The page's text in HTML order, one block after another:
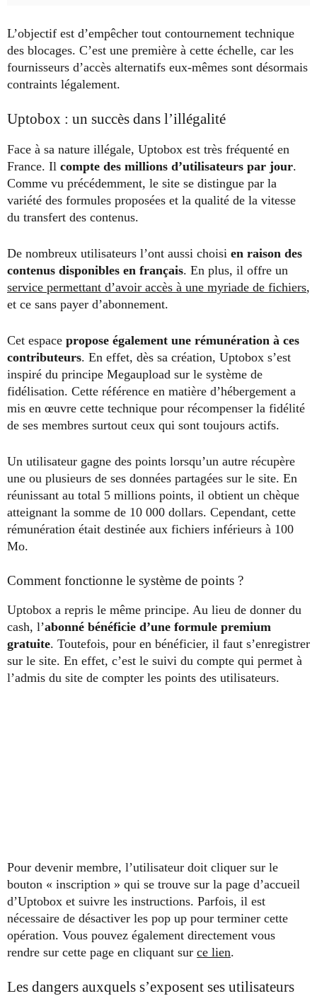
L’objectif est d’empêcher tout contournement technique
des blocages. C’est une première à cette échelle, car les
fournisseurs d’accès alternatifs eux-mêmes sont désormais
contraints légalement.
Uptobox : un succès dans l’illégalité
Face à sa nature illégale, Uptobox est très fréquenté en
France. Il compte des millions d’utilisateurs par jour.
Comme vu précédemment, le site se distingue par la
variété des formules proposées et la qualité de la vitesse
du transfert des contenus.
De nombreux utilisateurs l’ont aussi choisi en raison des
contenus disponibles en français. En plus, il offre un
service permettant d’avoir accès à une myriade de fichiers,
et ce sans payer d’abonnement.
Cet espace propose également une rémunération à ces
contributeurs. En effet, dès sa création, Uptobox s’est
inspiré du principe Megaupload sur le système de
fidélisation. Cette référence en matière d’hébergement a
mis en œuvre cette technique pour récompenser la fidélité
de ses membres surtout ceux qui sont toujours actifs.
Un utilisateur gagne des points lorsqu’un autre récupère
une ou plusieurs de ses données partagées sur le site. En
réunissant au total 5 millions points, il obtient un chèque
atteignant la somme de 10 000 dollars. Cependant, cette
rémunération était destinée aux fichiers inférieurs à 100
Mo.
Comment fonctionne le système de points ?
Uptobox a repris le même principe. Au lieu de donner du
cash, l’abonné bénéficie d’une formule premium
gratuite. Toutefois, pour en bénéficier, il faut s’enregistrer
sur le site. En effet, c’est le suivi du compte qui permet à
l’admis du site de compter les points des utilisateurs.
Pour devenir membre, l’utilisateur doit cliquer sur le
bouton « inscription » qui se trouve sur la page d’accueil
d’Uptobox et suivre les instructions. Parfois, il est
nécessaire de désactiver les pop up pour terminer cette
opération. Vous pouvez également directement vous
rendre sur cette page en cliquant sur ce lien.
Les dangers auxquels s’exposent ses utilisateurs